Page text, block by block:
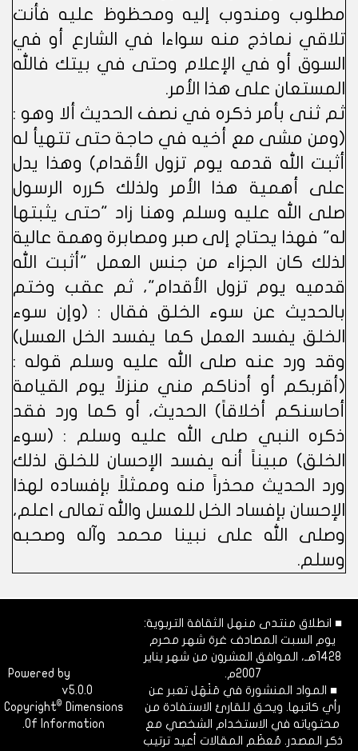
مطلوب ومندوب إليه ومحظوظ عليه فأنت
تلاقي نماذج منه سواءا في الشارع أو في
السوق أو في الإعلام وحتى في بيتك فالله
المستعان على هذا الأمر.
ثم ثنى بأمر ذكره في نصف الحديث ألا وهو :
(ومن مشى مع أخيه في حاجة حتى تتهيأ له
أثبت الله قدمه يوم تزول الأقدام) وهذا يدل
على أهمية هذا الأمر ولذلك كرره الرسول
صلى الله عليه وسلم وهنا زاد "حتى يثبتها
له" فهذا يحتاج إلى صبر ومصابرة وهمة عالية
لذلك كان الجزاء من جنس العمل "أثبت الله
قدميه يوم تزول الأقدام"، ثم عقب وختم
بالحديث عن سوء الخلق فقال : (وإن سوء
الخلق يفسد العمل كما يفسد الخل العسل)
وقد ورد عنه صلى الله عليه وسلم قوله :
(أقربكم أو أدناكم مني منزلاً يوم القيامة
أحاسنكم أخلاقاً) الحديث، أو كما ورد فقد
ذكره النبي صلى الله عليه وسلم : (سوء
الخلق) مبيناً أنه يفسد الإحسان للخلق لذلك
ورد الحديث محذراً منه وممثلاً بإفساده لهذا
الإحسان بإفساد الخل للعسل والله تعالى اعلم،
وصلى الله على نبينا محمد وآله وصحبه
وسلم.
■ انطلاق منتدى منهل الثقافة التربوية:
يوم السبت المصادف غرة شهر محرم
1428هـ، الموافق العشرون من شهر يناير
2007م.
■ المواد المنشورة في مَنْهَل تعبر عن
رأي كاتبها. ويحق للقارئ الاستفادة من
محتوياته في الاستخدام الشخصي مع
ذكر المصدر. مُعظَم المقالات أعيد ترتيب
Powered by
v5.0.0
Copyright©
Dimensions
Of Information.